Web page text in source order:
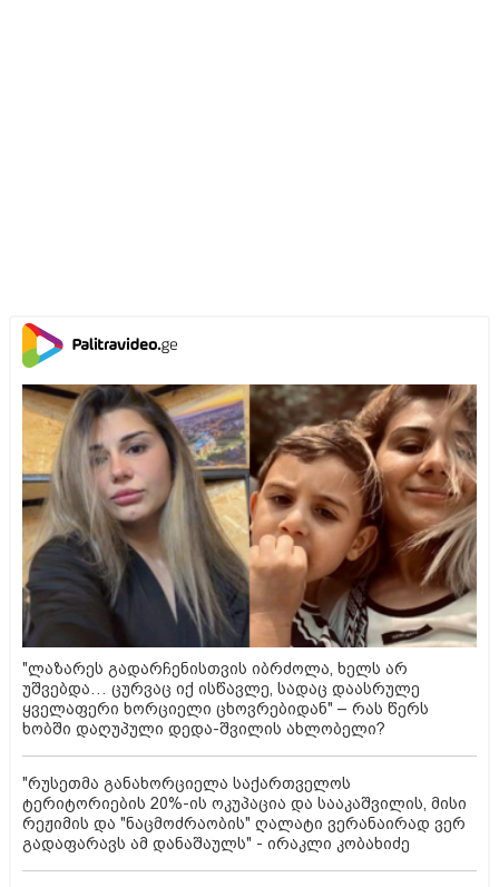
"ლაზარეს გადარჩენისთვის იბრძოლა, ხელს არ
უშვებდა… ცურვაც იქ ისწავლე, სადაც დაასრულე
ყველაფერი ხორციელი ცხოვრებიდან" – რას წერს
ხობში დაღუპული დედა-შვილის ახლობელი?
"რუსეთმა განახორციელა საქართველოს
ტერიტორიების 20%-ის ოკუპაცია და სააკაშვილის, მისი
რეჟიმის და "ნაცმოძრაობის" ღალატი ვერანაირად ვერ
გადაფარავს ამ დანაშაულს" - ირაკლი კობახიძე